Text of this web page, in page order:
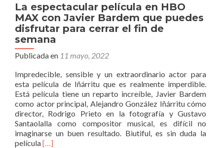
La espectacular película en HBO
MAX con Javier Bardem que puedes
disfrutar para cerrar el fin de
semana
Publicada en 11 mayo, 2022
Impredecible, sensible y un extraordinario actor para
esta película de Iñárritu que es realmente imperdible.
Está película tiene un reparto increíble, Javier Bardem
como actor principal, Alejandro González Iñárritu cómo
director, Rodrigo Prieto en la fotografía y Gustavo
Santaolalla como compositor musical, es difícil no
imaginarse un buen resultado. Biutiful, es sin duda la
películaLeer
[…]